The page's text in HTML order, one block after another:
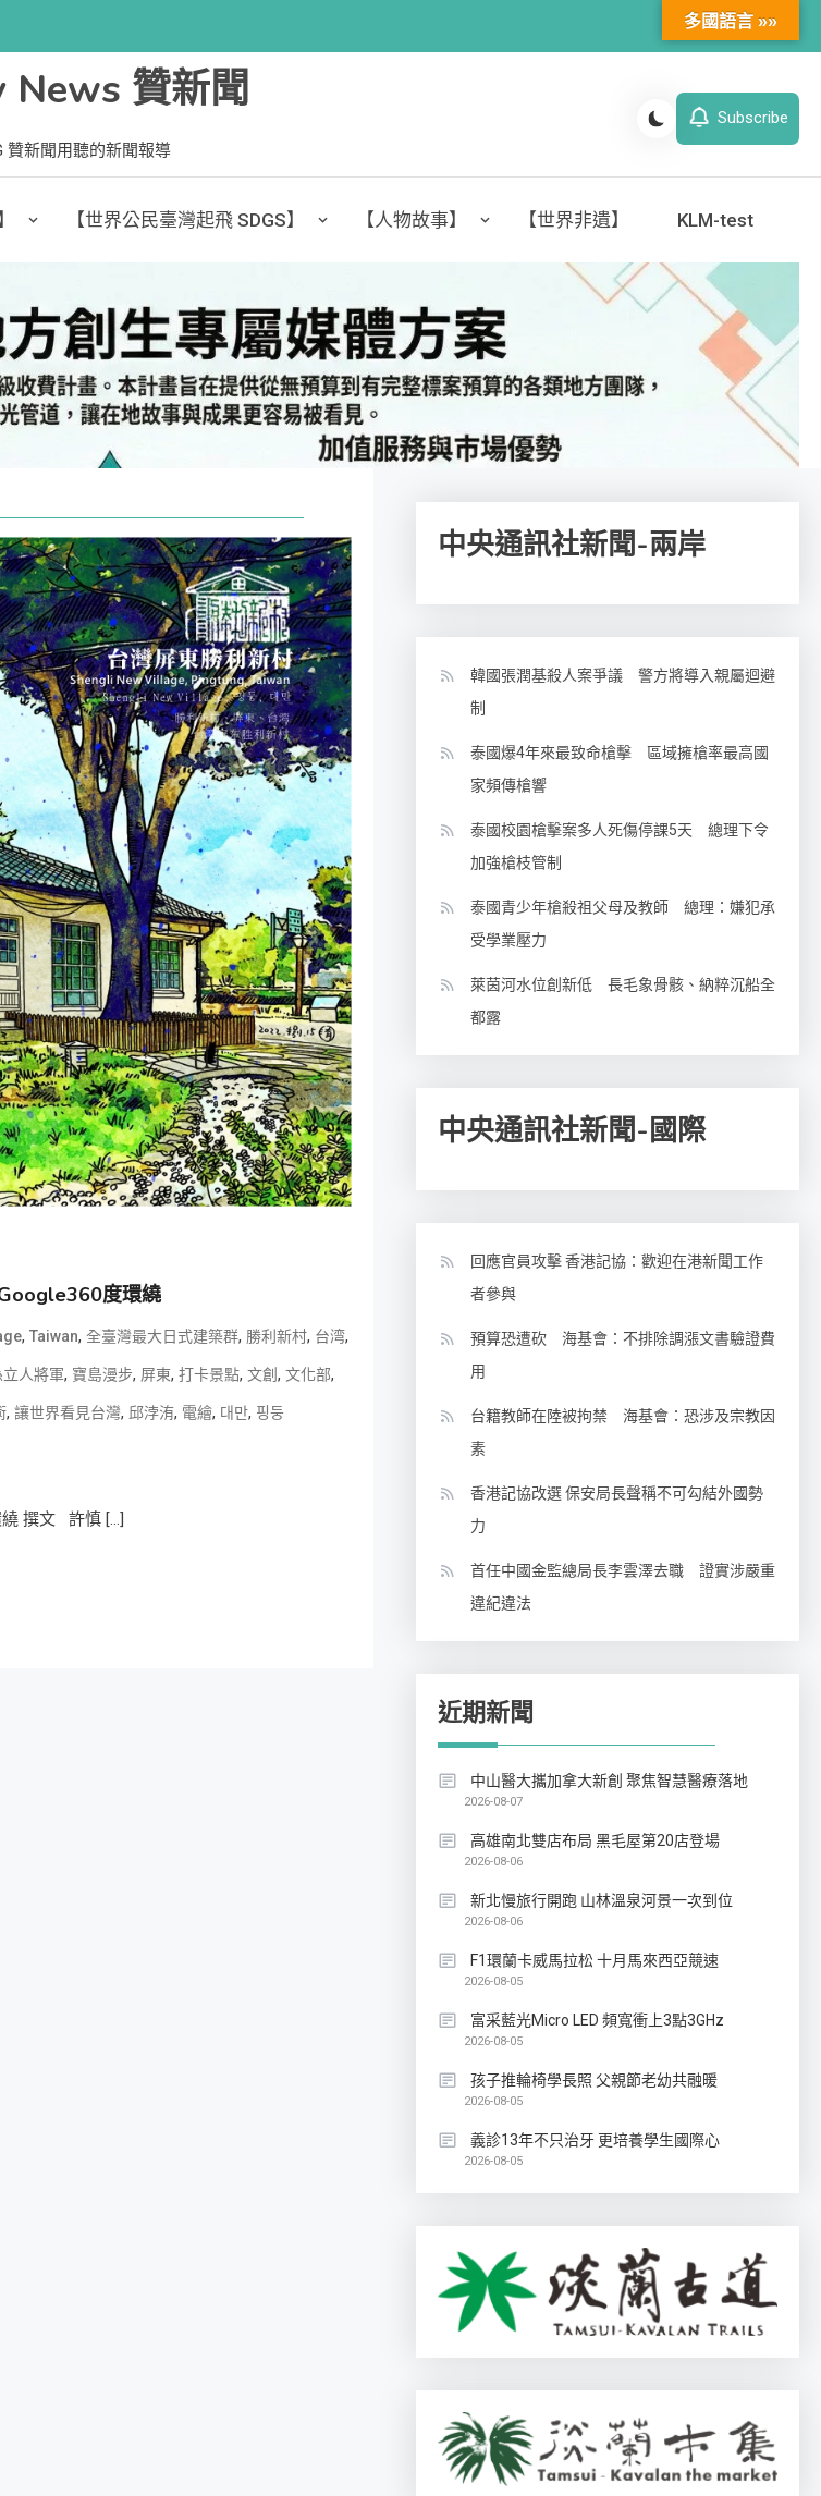
News 贊新聞
贊新聞用聽的新聞報導
Subscribe
【世界公民臺灣起飛 SDGS】 【人物故事】 【世界非遺】 KLM-test
度環繞
, Taiwan, 全臺灣最大日式建築群, 勝利新村, 台湾,
立人將軍, 寶島漫步, 屏東, 打卡景點, 文創 , 文化部,
, 讓世界看見台灣, 邱浡洧, 電繪, 대만, 핑둥
繞 撰文 許慎 […]
中央通訊社新聞-兩岸
韓國張潤基殺人案爭議 警方將導入親屬迴避
制
泰國爆4年來最致命槍擊 區域擁槍率最高國
家頻傳槍響
泰國校園槍擊案多人死傷停課5天 總理下令
加強槍枝管制
泰國青少年槍殺祖父母及教師 總理：嫌犯承
受學業壓力
萊茵河水位創新低 長毛象骨骸、納粹沉船全
都露
中央通訊社新聞-國際
回應官員攻擊 香港記協：歡迎在港新聞工作
者參與
預算恐遭砍 海基會：不排除調漲文書驗證費
用
台籍教師在陸被拘禁 海基會：恐涉及宗教因
素
香港記協改選 保安局長聲稱不可勾結外國勢
力
首任中國金監總局長李雲澤去職 證實涉嚴重
違紀違法
近期新聞
中山醫大攜加拿大新創 聚焦智慧醫療落地
2026-08-07
高雄南北雙店布局 黑毛屋第20店登場
2026-08-06
新北慢旅行開跑 山林溫泉河景一次到位
2026-08-06
F1環蘭卡威馬拉松 十月馬來西亞競速
2026-08-05
富采藍光Micro LED 頻寬衝上3點3GHz
2026-08-05
孩子推輪椅學長照 父親節老幼共融暖
2026-08-05
義診13年不只治牙 更培養學生國際心
2026-08-05
多國語言 »»